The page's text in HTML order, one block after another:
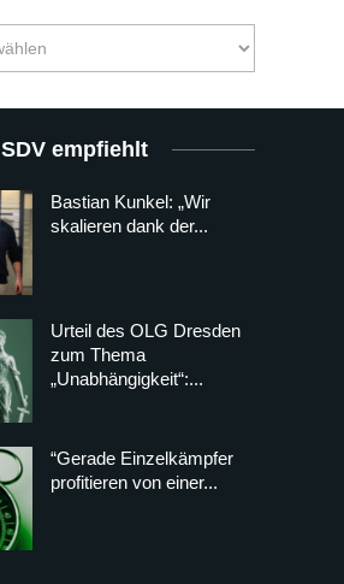
SDV empfiehlt
Bastian Kunkel: „Wir
skalieren dank der...
Urteil des OLG Dresden
zum Thema
„Unabhängigkeit“:...
“Gerade Einzelkämpfer
profitieren von einer...